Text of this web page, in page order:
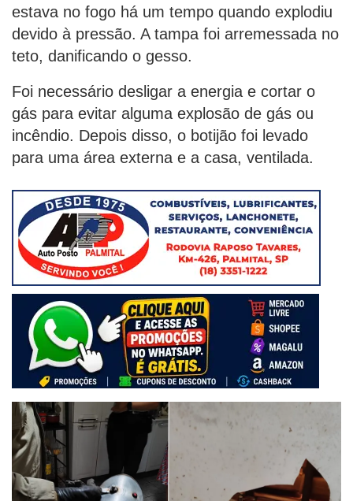
estava no fogo há um tempo quando explodiu
devido à pressão. A tampa foi arremessada no
teto, danificando o gesso.
Foi necessário desligar a energia e cortar o
gás para evitar alguma explosão de gás ou
incêndio. Depois disso, o botijão foi levado
para uma área externa e a casa, ventilada.